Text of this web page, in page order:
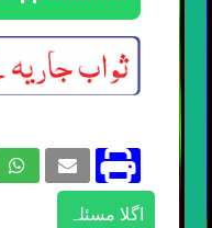
اگلا مسئلہ